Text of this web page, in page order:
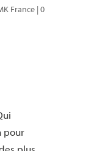
France| 0
pour